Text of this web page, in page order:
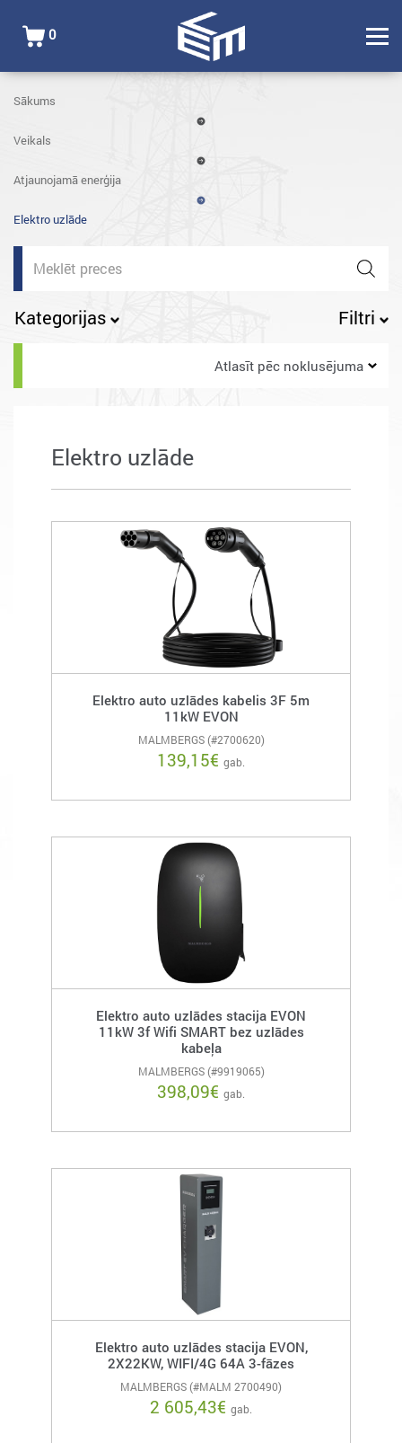
0
Sākums
Veikals
Atjaunojamā enerģija
Elektro uzlāde
Products
search
Kategorijas Filtri
Atlasīt pēc noklusējuma
Elektro uzlāde
Elektro auto uzlādes kabelis 3F 5m
11kW EVON
MALMBERGS (#2700620)
139,15€ gab.
Elektro auto uzlādes stacija EVON
11kW 3f Wifi SMART bez uzlādes
kabeļa
MALMBERGS (#9919065)
398,09€ gab.
Elektro auto uzlādes stacija EVON,
2X22KW, WIFI/4G 64A 3-fāzes
MALMBERGS (#MALM 2700490)
2 605,43€ gab.